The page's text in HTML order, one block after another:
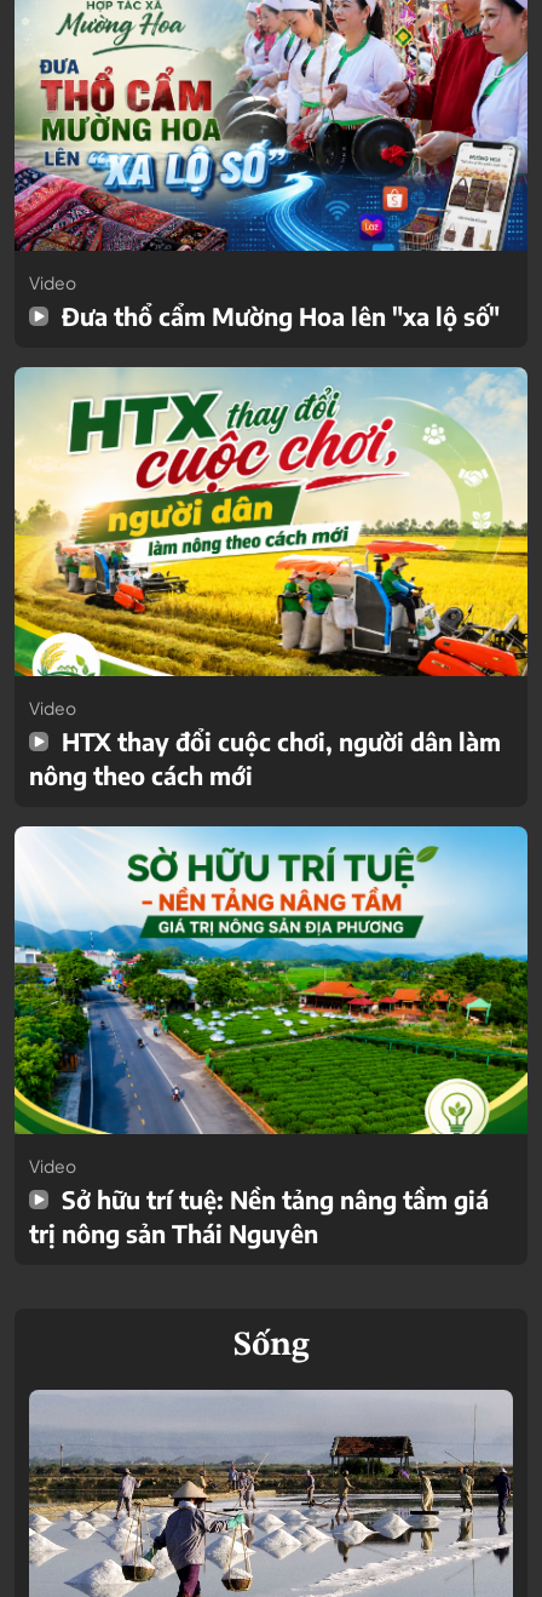
Video
Đưa thổ cẩm Mường Hoa lên "xa lộ số"
Video
HTX thay đổi cuộc chơi, người dân làm
nông theo cách mới
Video
Sở hữu trí tuệ: Nền tảng nâng tầm giá
trị nông sản Thái Nguyên
Sống